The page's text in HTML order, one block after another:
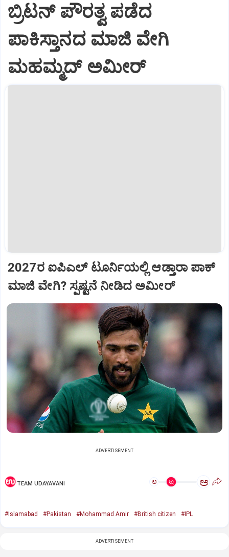
ಬ್ರಿಟನ್ ಪೌರತ್ವ ಪಡೆದ
ಪಾಕಿಸ್ತಾನದ ಮಾಜಿ ವೇಗಿ
ಮಹಮ್ಮದ್ ಅಮೀರ್
2027ರ ಐಪಿಎಲ್ ಟೂರ್ನಿಯಲ್ಲಿ ಆಡ್ತಾರಾ ಪಾಕ್
ಮಾಜಿ ವೇಗಿ? ಸ್ಪಷ್ಟನೆ ನೀಡಿದ ಅಮೀರ್
ADVERTISEMENT
TEAM UDAYAVANI ಅ ಅ
#Islamabad #Pakistan #Mohammad Amir #British citizen #IPL
ADVERTISEMENT